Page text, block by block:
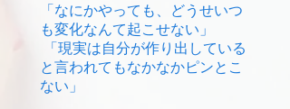
「なにかやっても、どうせいつ
も変化なんて起こせない」
「現実は自分が作り出している
と言われてもなかなかピンとこ
ない」